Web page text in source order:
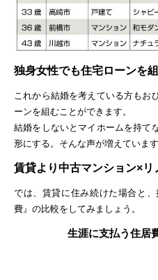
独身女性でも住宅ローンを
これから結婚を考えている方もお
ーンを組むことができます。
結婚をしないとマイホームを持て
形にする。そんな声が増えています
賃貸より中古マンション×リ
では、賃貸に住み続けた場合と
費』の比較をしてみましょう。
生涯に支払う住居